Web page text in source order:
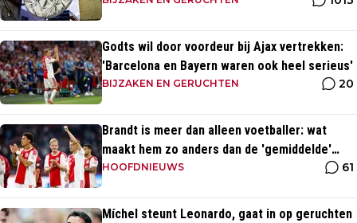
Godts wil door voordeur bij Ajax vertrekken:
'Barcelona en Bayern waren ook heel serieus'
BIJZAKEN EN GERUCHTEN 20
Brandt is meer dan alleen voetballer: wat
maakt hem zo anders dan de 'gemiddelde'
voetballer?
HOOFDNIEUWS 61
Míchel steunt Leonardo, gaat in op geruchten